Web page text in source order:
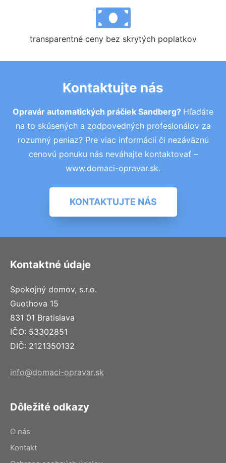
transparentné ceny bez skrytých poplatkov
Kontaktujte nás
Opravár automatických práčiek Sandberg? Hľadáte
na to skúsených a zodpovedných profesionálov za
rozumný peniaz? Pre viac informácií či nezáväznú
cenovú ponuku nás neváhajte kontaktovať –
www.domaci-opravar.sk.
KONTAKTUJTE NÁS
Kontaktné údaje
Spokojný domov, s.r.o.
Guothova 15
831 01 Bratislava
IČO: 53302851
DIČ: 2121350132
info@domaci-opravar.sk
Dôležité odkazy
O nás
Kontakt